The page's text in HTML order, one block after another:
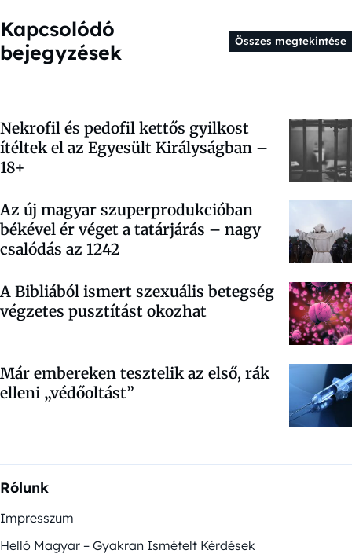
Kapcsolódó
bejegyzések
Összes megtekintése
Nekrofil és pedofil kettős gyilkost
ítéltek el az Egyesült Királyságban –
18+
Az új magyar szuperprodukcióban
békével ér véget a tatárjárás – nagy
csalódás az 1242
A Bibliából ismert szexuális betegség
végzetes pusztítást okozhat
Már embereken tesztelik az első, rák
elleni „védőoltást”
Rólunk
Impresszum
Helló Magyar – Gyakran Ismételt Kérdések